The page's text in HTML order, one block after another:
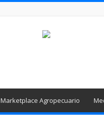
Marketplace Agropecuario